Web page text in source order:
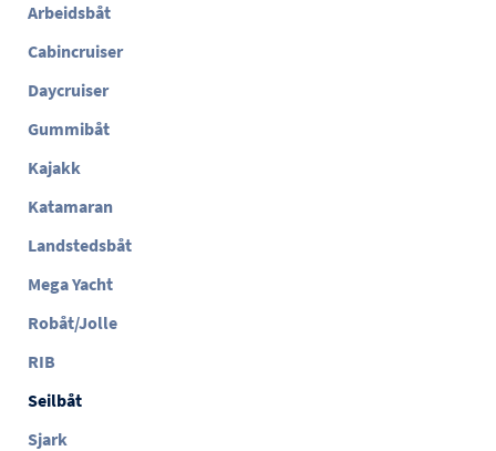
Arbeidsbåt
Cabincruiser
Daycruiser
Gummibåt
Kajakk
Katamaran
Landstedsbåt
Mega Yacht
Robåt/Jolle
RIB
Seilbåt
Sjark